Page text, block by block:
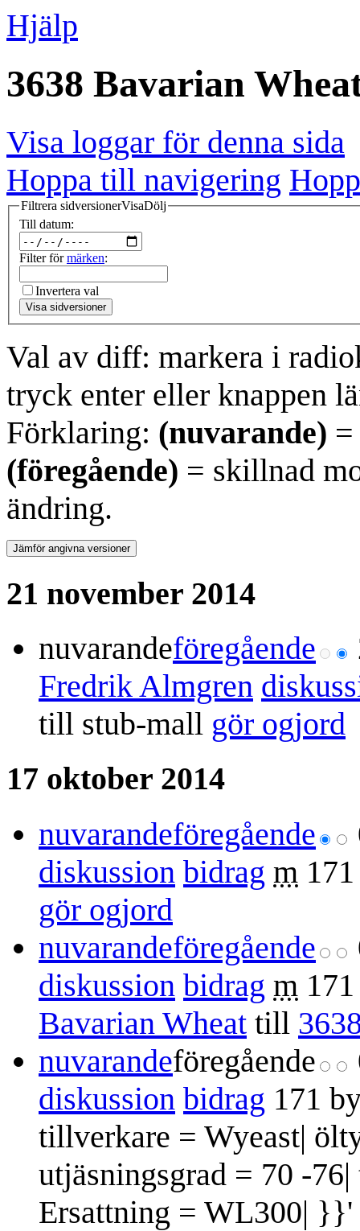
Hjälp
3638 Bavarian
Visa loggar för denna sida
Hoppa till navigering
Filtrera sidversionerVisaDölj
Till datum:
Filter förmärken:
Invertera val
Visa sidversioner
Val av diff: markera i
tryck enter eller knappen
Förklaring: (nuvarande)
(föregående) = skillnad
ändring.
21 november 2014
nuvarandeföregående
Fredrik Almgren
till stub-mall gör ogjord
17 oktober 2014
nuvarandeföregående
diskussion bidrag m
gör ogjord
nuvarandeföregående
diskussion bidrag m
Bavarian Wheat till
nuvarandeföregående
diskussion bidrag 171
tillverkare = Wyeast|
utjäsningsgrad = 70 -
Ersattning = WL300| }}'